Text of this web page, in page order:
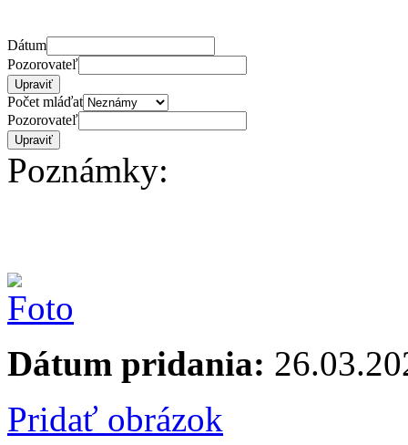
Dátum
Pozorovateľ
Počet mláďat
Pozorovateľ
Poznámky:
Dátum pridania:
Pridať obrázok